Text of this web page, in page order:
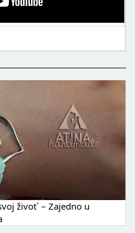
život` – Zajedno u